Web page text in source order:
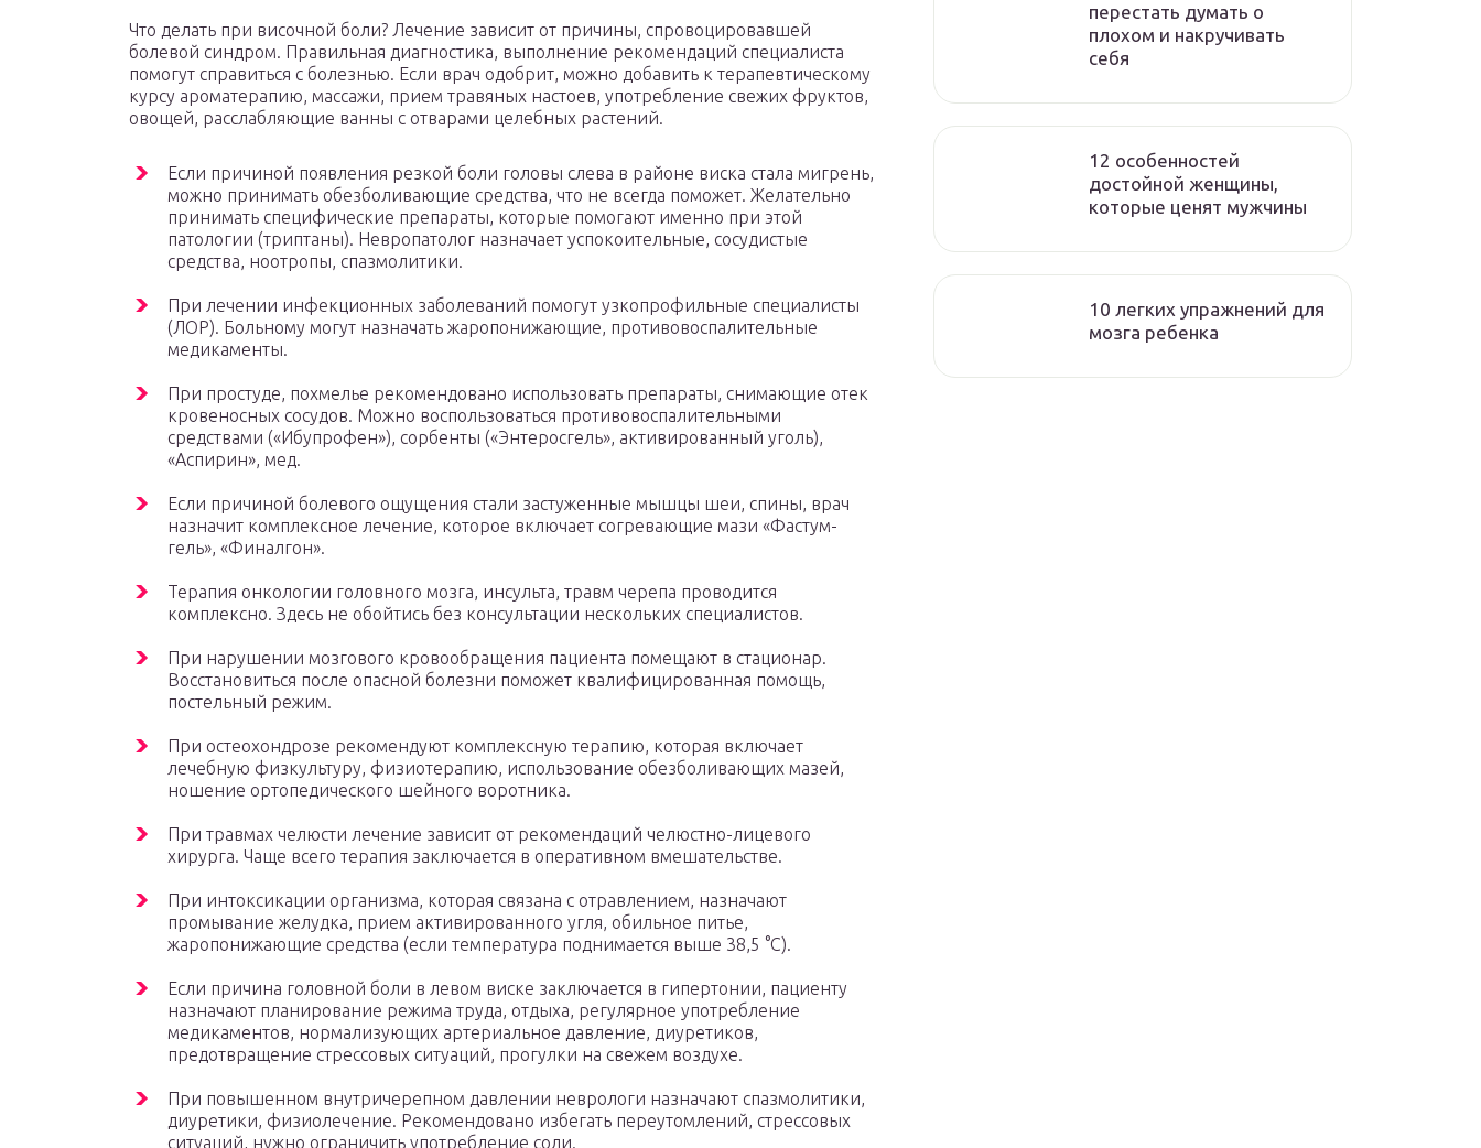
Что делать при височной боли? Лечение зависит от причины, спровоцировавшей
болевой синдром. Правильная диагностика, выполнение рекомендаций специалиста
помогут справиться с болезнью. Если врач одобрит, можно добавить к терапевтическому
курсу ароматерапию, массажи, прием травяных настоев, употребление свежих фруктов,
овощей, расслабляющие ванны с отварами целебных растений.
Если причиной появления резкой боли головы слева в районе виска стала мигрень,
можно принимать обезболивающие средства, что не всегда поможет. Желательно
принимать специфические препараты, которые помогают именно при этой
патологии (триптаны). Невропатолог назначает успокоительные, сосудистые
средства, ноотропы, спазмолитики.
При лечении инфекционных заболеваний помогут узкопрофильные специалисты
(ЛОР). Больному могут назначать жаропонижающие, противовоспалительные
медикаменты.
При простуде, похмелье рекомендовано использовать препараты, снимающие отек
кровеносных сосудов. Можно воспользоваться противовоспалительными
средствами («Ибупрофен»), сорбенты («Энтеросгель», активированный уголь),
«Аспирин», мед.
Если причиной болевого ощущения стали застуженные мышцы шеи, спины, врач
назначит комплексное лечение, которое включает согревающие мази «Фастум-
гель», «Финалгон».
Терапия онкологии головного мозга, инсульта, травм черепа проводится
комплексно. Здесь не обойтись без консультации нескольких специалистов.
При нарушении мозгового кровообращения пациента помещают в стационар.
Восстановиться после опасной болезни поможет квалифицированная помощь,
постельный режим.
При остеохондрозе рекомендуют комплексную терапию, которая включает
лечебную физкультуру, физиотерапию, использование обезболивающих мазей,
ношение ортопедического шейного воротника.
При травмах челюсти лечение зависит от рекомендаций челюстно-лицевого
хирурга. Чаще всего терапия заключается в оперативном вмешательстве.
При интоксикации организма, которая связана с отравлением, назначают
промывание желудка, прием активированного угля, обильное питье,
жаропонижающие средства (если температура поднимается выше 38,5 °C).
Если причина головной боли в левом виске заключается в гипертонии, пациенту
назначают планирование режима труда, отдыха, регулярное употребление
медикаментов, нормализующих артериальное давление, диуретиков,
предотвращение стрессовых ситуаций, прогулки на свежем воздухе.
При повышенном внутричерепном давлении неврологи назначают спазмолитики,
диуретики, физиолечение. Рекомендовано избегать переутомлений, стрессовых
ситуаций, нужно ограничить употребление соли.
перестать думать о
плохом и накручивать
себя
12 особенностей
достойной женщины,
которые ценят мужчины
10 легких упражнений для
мозга ребенка